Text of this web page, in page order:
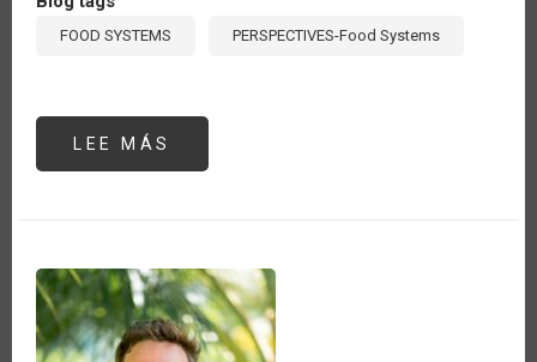
FOOD SYSTEMS PERSPECTIVES-Food Systems
LEE MÁS
SISTEMAS
LOS
ORGANISMOS
INTERNACIONALES